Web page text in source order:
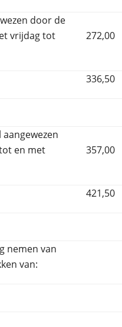
door de
vrijdag tot
272,00
336,50
en met
357,00
421,50
nemen van
van: